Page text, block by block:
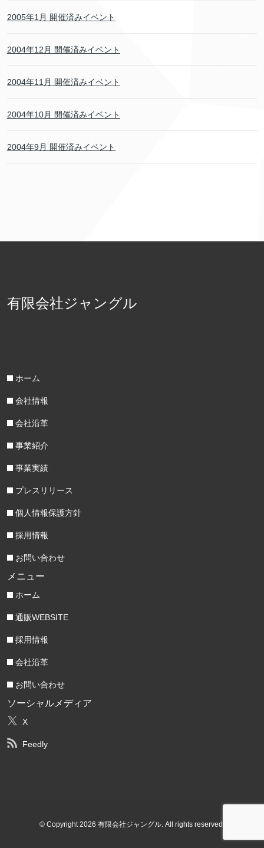
2005年1月 開催済みイベント
2004年12月 開催済みイベント
2004年11月 開催済みイベント
2004年10月 開催済みイベント
2004年9月 開催済みイベント
有限会社ジャングル
ホーム
会社情報
会社沿革
事業紹介
事業実績
プレスリリース
個人情報保護方針
採用情報
お問い合わせ
メニュー
ホーム
通販WEBSITE
採用情報
会社沿革
お問い合わせ
ソーシャルメディア
X
Feedly
© Copyright 2026 有限会社ジャングル. All rights reserved.